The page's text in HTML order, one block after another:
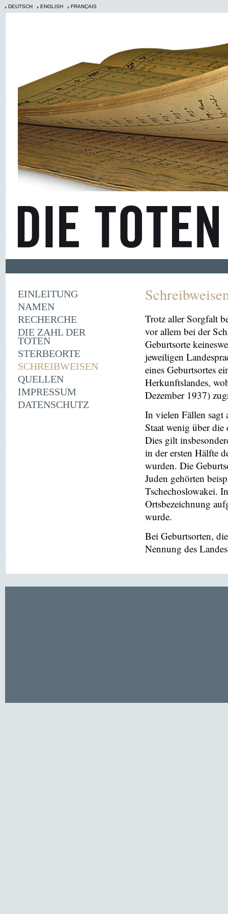
DEUTSCH ENGLISH FRANÇAIS
EINLEITUNG
NAMEN
RECHERCHE
DIE ZAHL DER
TOTEN
STERBEORTE
SCHREIBWEISEN
QUELLEN
IMPRESSUM
DATENSCHUTZ
Trotz aller Sorgfalt
vor allem bei der
Geburtsorte
jeweiligen
eines Geburtsortes
Herkunftslandes,
Dezember 1937)
In vielen Fällen sagt
Staat wenig über die
Dies gilt
in der ersten Hälfte
wurden. Die
Juden gehörten
Tschechoslowakei.
Ortsbezeichnung
wurde.
Bei Geburtsorten,
Nennung des